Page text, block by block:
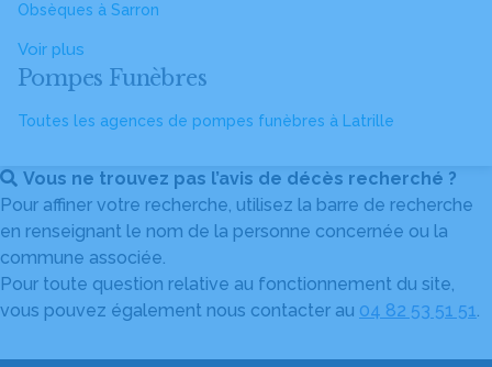
Obsèques à Sarron
Voir plus
Pompes Funèbres
Toutes les agences de pompes funèbres à Latrille
Vous ne trouvez pas l’avis de décès recherché ?
Pour affiner votre recherche, utilisez la barre de recherche
en renseignant le nom de la personne concernée ou la
commune associée.
Pour toute question relative au fonctionnement du site,
vous pouvez également nous contacter au 04 82 53 51 51.